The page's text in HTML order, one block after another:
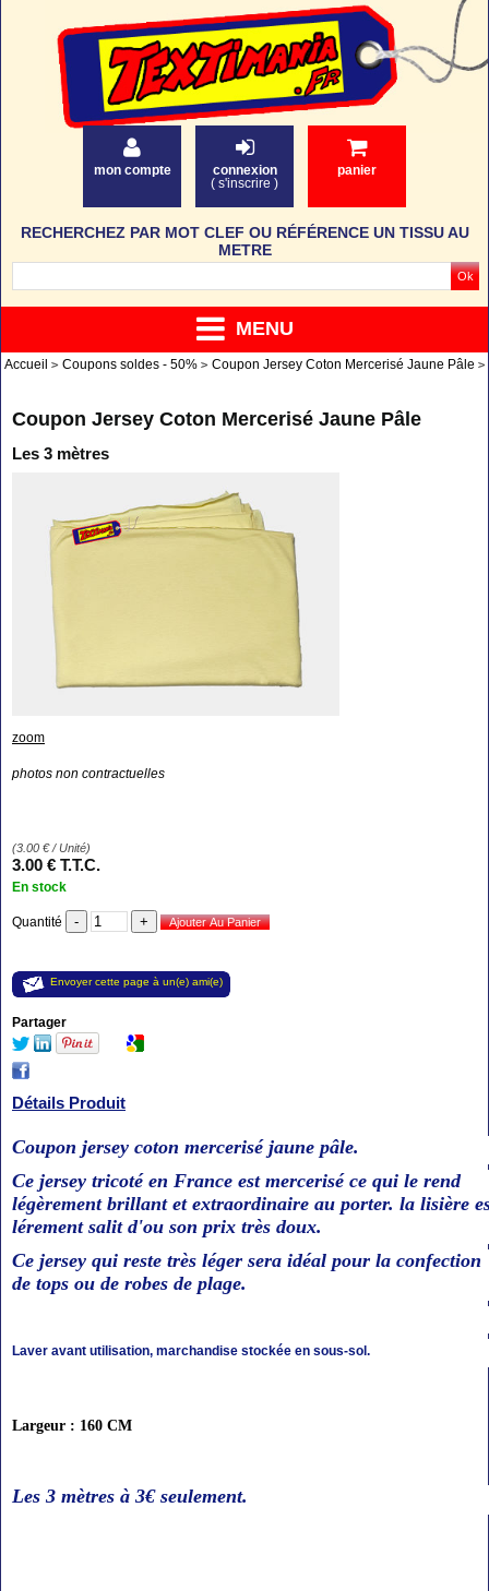
mon compte
connexion
( s'inscrire )
panier
MENU
RECHERCHEZ PAR MOT CLEF OU RÉFÉRENCE UN TISSU AU
METRE
Accueil Coupons soldes - 50% Coupon Jersey Coton Mercerisé Jaune Pâle
Coupon Jersey Coton Mercerisé Jaune Pâle
Les 3 mètres
zoom
photos non contractuelles
(3.00 €/ Unité)
3.00 € T.T.C.
En stock
Quantité
Envoyer cette page à un(e) ami(e)
Partager
Détails Produit
Coupon jersey coton mercerisé jaune pâle.
Ce jersey tricoté en France est mercerisé ce qui le rend
légèrement brillant et extraordinaire au porter. la lisière
lérement salit d'ou son prix très doux.
Ce jersey qui reste très léger sera idéal pour la confection
de tops ou de robes de plage.
Laver avant utilisation, marchandise stockée en sous-sol.
Largeur : 160 CM
Les 3 mètres à 3€seulement.